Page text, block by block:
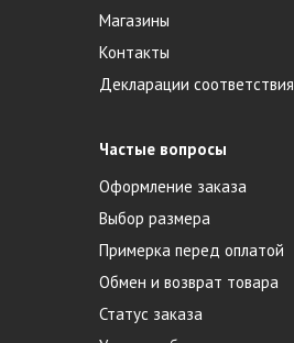
Магазины
Контакты
Декларации соответствия
Частые вопросы
Оформление заказа
Выбор размера
Примерка перед оплатой
Обмен и возврат товара
Статус заказа